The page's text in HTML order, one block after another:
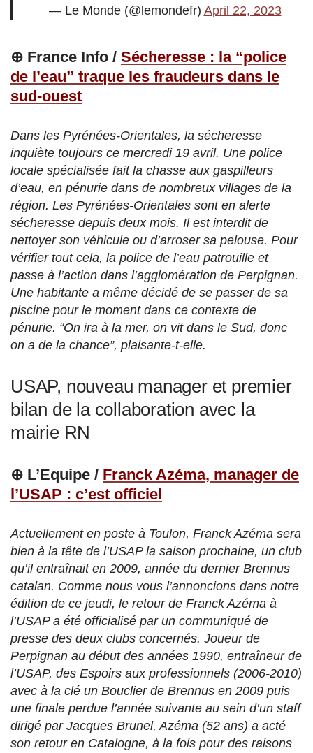
— Le Monde (@lemondefr) April 22, 2023
⊕ France Info / Sécheresse : la “police
de l’eau” traque les fraudeurs dans le
sud-ouest
Dans les Pyrénées-Orientales, la sécheresse
inquiète toujours ce mercredi 19 avril. Une police
locale spécialisée fait la chasse aux gaspilleurs
d’eau, en pénurie dans de nombreux villages de la
région. Les Pyrénées-Orientales sont en alerte
sécheresse depuis deux mois. Il est interdit de
nettoyer son véhicule ou d’arroser sa pelouse. Pour
vérifier tout cela, la police de l’eau patrouille et
passe à l’action dans l’agglomération de Perpignan.
Une habitante a même décidé de se passer de sa
piscine pour le moment dans ce contexte de
pénurie. “On ira à la mer, on vit dans le Sud, donc
on a de la chance”, plaisante-t-elle.
USAP, nouveau manager et premier
bilan de la collaboration avec la
mairie RN
⊕ L’Equipe / Franck Azéma, manager de
l’USAP : c’est officiel
Actuellement en poste à Toulon, Franck Azéma sera
bien à la tête de l’USAP la saison prochaine, un club
qu’il entraînait en 2009, année du dernier Brennus
catalan. Comme nous vous l’annoncions dans notre
édition de ce jeudi, le retour de Franck Azéma à
l’USAP a été officialisé par un communiqué de
presse des deux clubs concernés. Joueur de
Perpignan au début des années 1990, entraîneur de
l’USAP, des Espoirs aux professionnels (2006-2010)
avec à la clé un Bouclier de Brennus en 2009 puis
une finale perdue l’année suivante au sein d’un staff
dirigé par Jacques Brunel, Azéma (52 ans) a acté
son retour en Catalogne, à la fois pour des raisons